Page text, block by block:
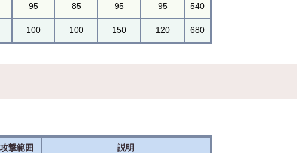
95 85 95 95 540
100 100 150 120 680
攻撃範囲 説明